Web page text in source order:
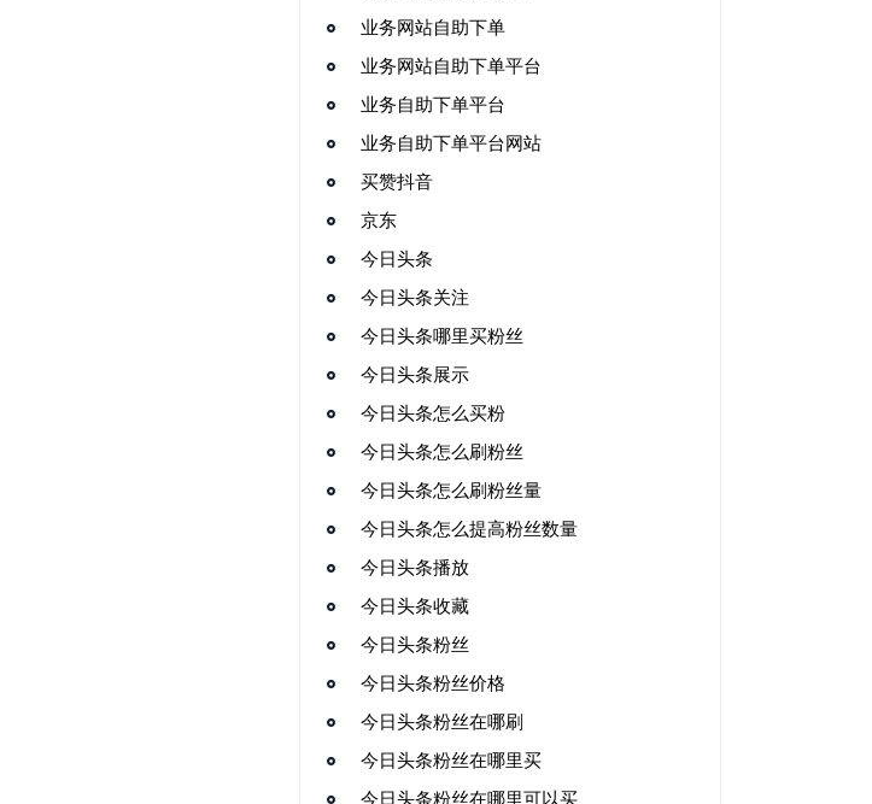
业务网站自助下单
业务网站自助下单平台
业务自助下单平台
业务自助下单平台网站
买赞抖音
京东
今日头条
今日头条关注
今日头条哪里买粉丝
今日头条展示
今日头条怎么买粉
今日头条怎么刷粉丝
今日头条怎么刷粉丝量
今日头条怎么提高粉丝数量
今日头条播放
今日头条收藏
今日头条粉丝
今日头条粉丝价格
今日头条粉丝在哪刷
今日头条粉丝在哪里买
今日头条粉丝在哪里可以买